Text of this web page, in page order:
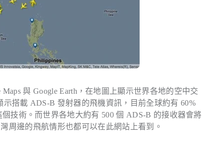
與 Google Earth，在地圖上顯示世界各地的空中交
示搭載 ADS-B 發射器的飛機資訊，目前全球約有 60%
技術。而世界各地大約有 500 個 ADS-B 的接收器會將
周邊的飛航情形也都可以在此網站上看到。